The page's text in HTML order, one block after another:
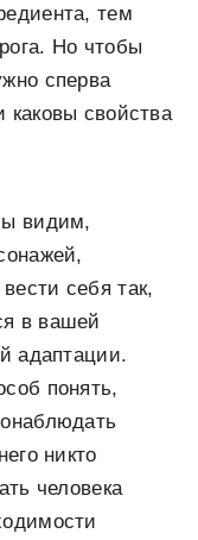
тем
Но чтобы
сперва
каковы свойства
видим,
себя так,
в вашей
адаптации.
понять,
никто
человека